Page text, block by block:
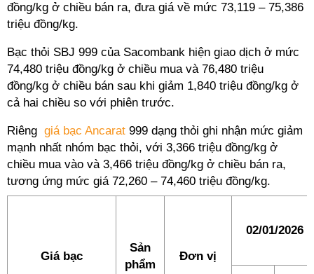
đồng/kg ở chiều bán ra, đưa giá về mức 73,119 – 75,386
triệu đồng/kg.
Bạc thỏi SBJ 999 của Sacombank hiện giao dịch ở mức
74,480 triệu đồng/kg ở chiều mua và 76,480 triệu
đồng/kg ở chiều bán sau khi giảm 1,840 triệu đồng/kg ở
cả hai chiều so với phiên trước.
Riêng giá bạc Ancarat 999 dạng thỏi ghi nhận mức giảm
mạnh nhất nhóm bạc thỏi, với 3,366 triệu đồng/kg ở
chiều mua vào và 3,466 triệu đồng/kg ở chiều bán ra,
tương ứng mức giá 72,260 – 74,460 triệu đồng/kg.
Giá bạc
Sản
phẩm
Đơn vị
02/01/2026